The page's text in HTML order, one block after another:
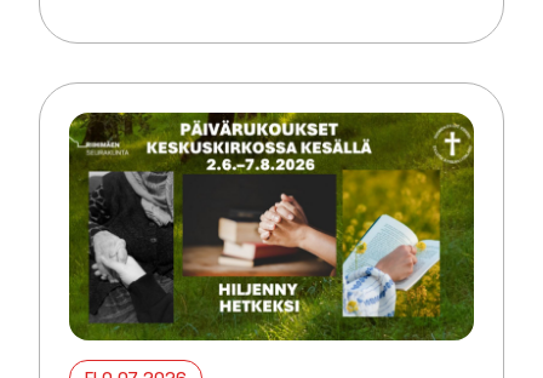
Lue lisää tapahtumasta Kesän rukoushetket